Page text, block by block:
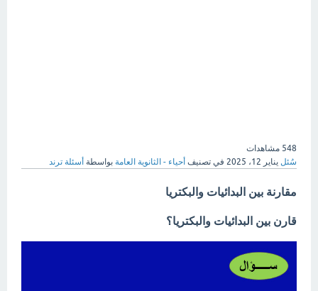
548 مشاهدات
سُئل يناير 12، 2025 في تصنيف أحياء - الثانوية العامة بواسطة أسئلة ترند
مقارنة بين البدائيات والبكتريا
قارن بين البدائيات والبكتريا؟